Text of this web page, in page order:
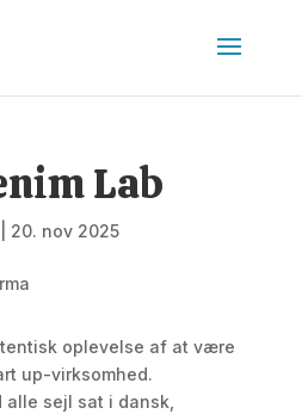
Lab
20. nov 2025
oplevelse af at være
up-virksomhed.
sejl sat i dansk,